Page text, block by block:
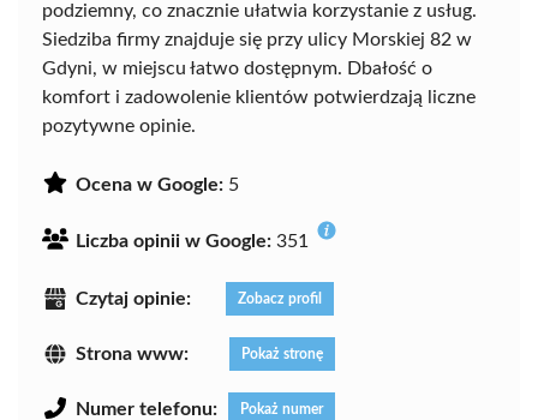
podziemny, co znacznie ułatwia korzystanie z usług.
Siedziba firmy znajduje się przy ulicy Morskiej 82 w
Gdyni, w miejscu łatwo dostępnym. Dbałość o
komfort i zadowolenie klientów potwierdzają liczne
pozytywne opinie.
Ocena w Google: 5
Liczba opinii w Google: 351
Czytaj opinie: Zobacz profil
Strona www: Pokaż stronę
Numer telefonu: Pokaż numer